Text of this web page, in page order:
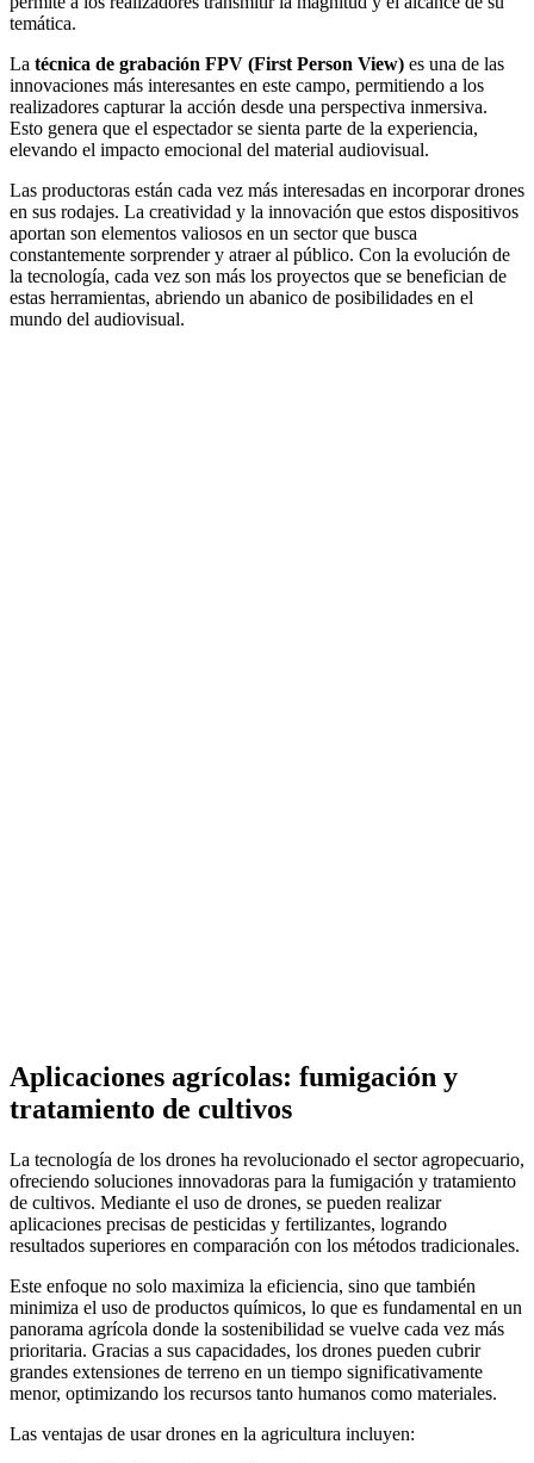
temática.
La técnica de grabación FPV (First Person View) es una de las
innovaciones más interesantes en este campo, permitiendo a los
realizadores capturar la acción desde una perspectiva inmersiva.
Esto genera que el espectador se sienta parte de la experiencia,
elevando el impacto emocional del material audiovisual.
Las productoras están cada vez más interesadas en incorporar drones
en sus rodajes. La creatividad y la innovación que estos dispositivos
aportan son elementos valiosos en un sector que busca
constantemente sorprender y atraer al público. Con la evolución de
la tecnología, cada vez son más los proyectos que se benefician de
estas herramientas, abriendo un abanico de posibilidades en el
mundo del audiovisual.
Aplicaciones agrícolas: fumigación y
tratamiento de cultivos
La tecnología de los drones ha revolucionado el sector agropecuario,
ofreciendo soluciones innovadoras para la fumigación y tratamiento
de cultivos. Mediante el uso de drones, se pueden realizar
aplicaciones precisas de pesticidas y fertilizantes, logrando
resultados superiores en comparación con los métodos tradicionales.
Este enfoque no solo maximiza la eficiencia, sino que también
minimiza el uso de productos químicos, lo que es fundamental en un
panorama agrícola donde la sostenibilidad se vuelve cada vez más
prioritaria. Gracias a sus capacidades, los drones pueden cubrir
grandes extensiones de terreno en un tiempo significativamente
menor, optimizando los recursos tanto humanos como materiales.
Las ventajas de usar drones en la agricultura incluyen: